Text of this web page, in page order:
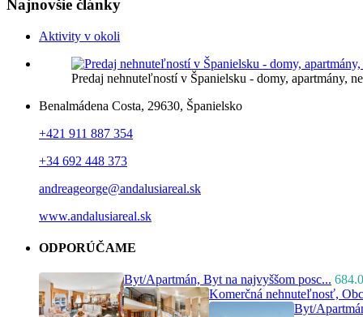
Najnovšie články
Aktivity v okoli
Predaj nehnuteľností v Španielsku - domy, apartmány,
Benalmádena Costa, 29630, Španielsko
+421 911 887 354
+34 692 448 373
andreageorge@andalusiareal.sk
www.andalusiareal.sk
ODPORÚČAME
Byt/Apartmán, Byt na najvyššom posc...
Komerčná nehnuteľnosť,
Byt/